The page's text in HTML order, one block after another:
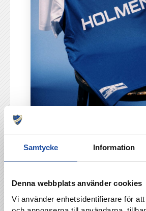
Samtycke Information
Denna webbplats använder cookies
Vi använder enhetsidentifierare för